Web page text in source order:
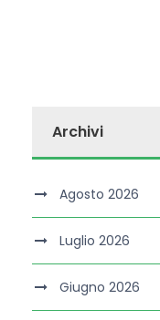
Archivi
Agosto 2026
Luglio 2026
Giugno 2026